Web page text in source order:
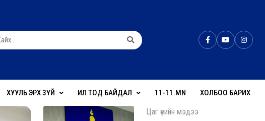
ХУУЛЬ ЭРХ ЗҮЙ ИЛ ТОД БАЙДАЛ 11-11.MN ХОЛБОО БАРИХ
Цаг үеийн мэдээ